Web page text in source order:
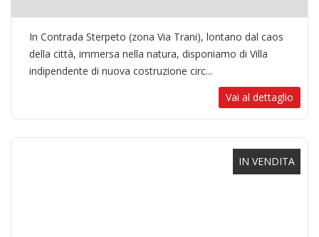
In Contrada Sterpeto (zona Via Trani), lontano dal caos
della città, immersa nella natura, disponiamo di Villa
indipendente di nuova costruzione circ...
Vai al dettaglio
IN VENDITA